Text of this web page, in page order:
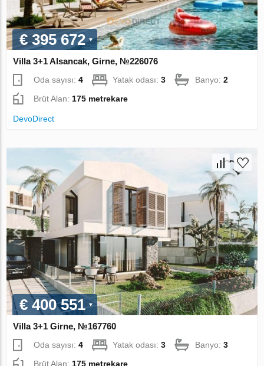
€ 395 672
Villa 3+1 Alsancak, Girne, №226076
Oda sayısı:4 Yatak odası:3 Banyo:2
Brüt Alan: 175 metrekare
DevoDirect
€ 400 551
Villa 3+1 Girne, №167760
Oda sayısı:4 Yatak odası:3 Banyo:3
Brüt Alan: 175 metrekare